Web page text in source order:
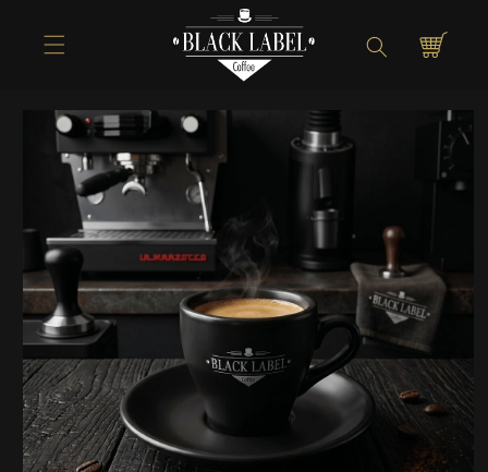
Inhalt
Warenkorb
Produktinformationen
springen